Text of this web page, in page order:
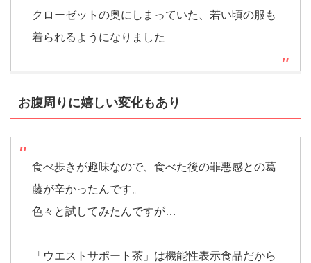
クローゼットの奥にしまっていた、若い頃の服も
着られるようになりました
お腹周りに嬉しい変化もあり
食べ歩きが趣味なので、食べた後の罪悪感との葛
藤が辛かったんです。
色々と試してみたんですが…
「ウエストサポート茶」は機能性表示食品だから